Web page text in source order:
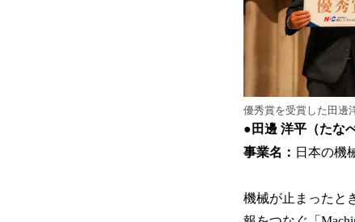
優秀賞を受賞した田邊
●田邊 洋平（たな
事業名： 日本の機
機械が止まったと